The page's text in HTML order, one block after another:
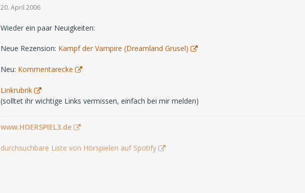
20. April 2006
Wieder ein paar Neuigkeiten:
Neue Rezension: Kampf der Vampire (Dreamland Grusel)
Neu: Kommentarecke
Linkrubrik
(solltet ihr wichtige Links vermissen, einfach bei mir melden)
www.HOERSPIEL3.de
durchsuchbare Liste von Hörspielen auf Spotify